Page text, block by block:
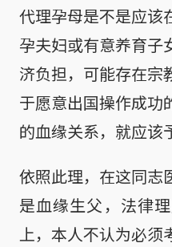
代理孕母是不是应该
孕夫妇或有意养育子
济负担，可能存在宗
于愿意出国操作成功
的血缘关系，就应该
依照此理，在这同志
是血缘生父，法律
上，本人不认为必须